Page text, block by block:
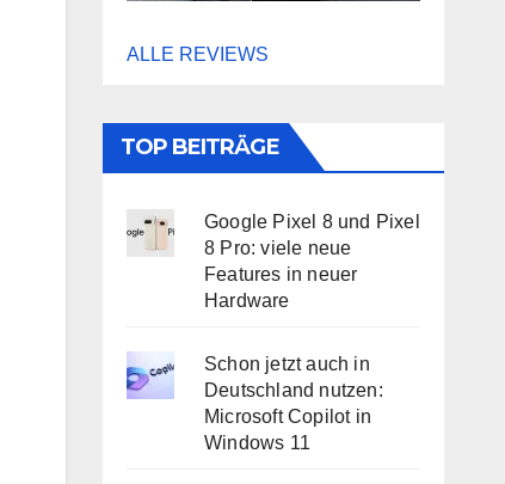
ALLE REVIEWS
TOP BEITRÄGE
Google Pixel 8 und Pixel
8 Pro: viele neue
Features in neuer
Hardware
Schon jetzt auch in
Deutschland nutzen:
Microsoft Copilot in
Windows 11